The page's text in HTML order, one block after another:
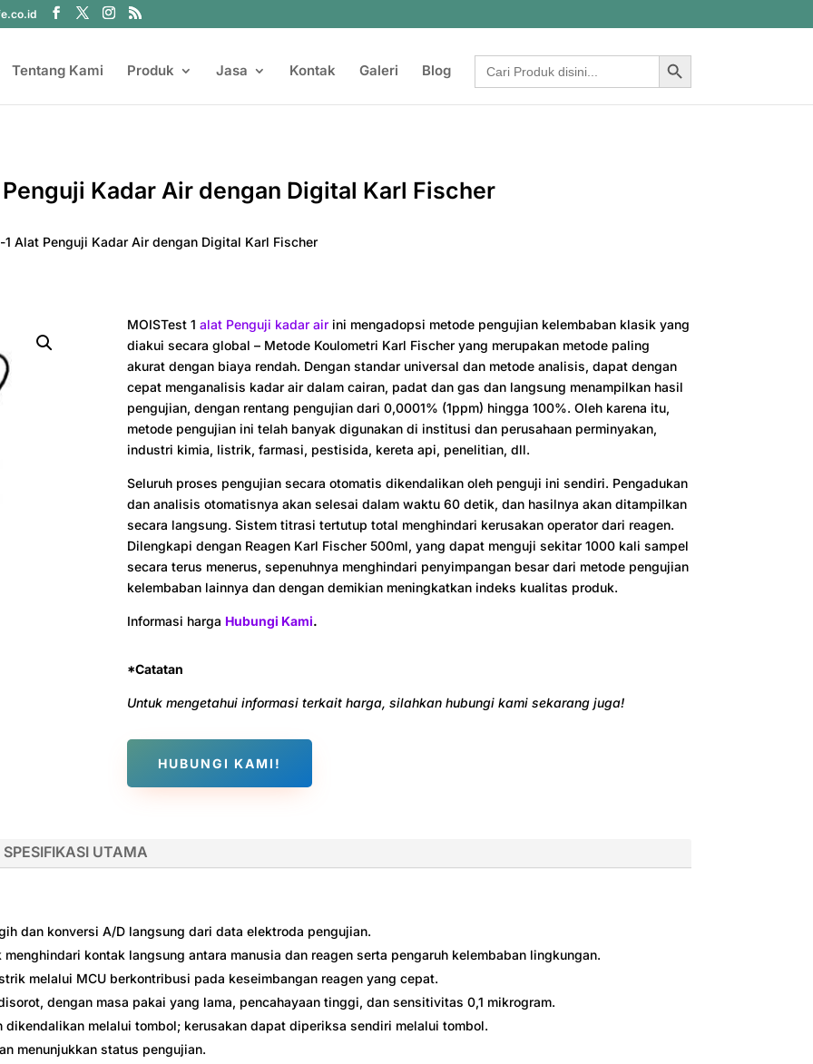
Tentang Kami Produk Jasa Kontak Galeri Blog
Search
for:
Search Button
Penguji Kadar Air dengan Digital Karl Fischer
1 Alat Penguji Kadar Air dengan Digital Karl Fischer
MOISTest 1alat Penguji kadar air ini mengadopsi metode pengujian kelembaban klasik yang
diakui secara global – Metode Koulometri Karl Fischer yang merupakan metode paling
akurat dengan biaya rendah. Dengan standar universal dan metode analisis, dapat dengan
cepat menganalisis kadar air dalam cairan, padat dan gas dan langsung menampilkan hasil
pengujian, dengan rentang pengujian dari 0,0001% (1ppm) hingga 100%. Oleh karena itu,
metode pengujian ini telah banyak digunakan di institusi dan perusahaan perminyakan,
industri kimia, listrik, farmasi, pestisida, kereta api, penelitian, dll.
Seluruh proses pengujian secara otomatis dikendalikan oleh penguji ini sendiri. Pengadukan
dan analisis otomatisnya akan selesai dalam waktu 60 detik, dan hasilnya akan ditampilkan
secara langsung. Sistem titrasi tertutup total menghindari kerusakan operator dari reagen.
Dilengkapi dengan Reagen Karl Fischer 500ml, yang dapat menguji sekitar 1000 kali sampel
secara terus menerus, sepenuhnya menghindari penyimpangan besar dari metode pengujian
kelembaban lainnya dan dengan demikian meningkatkan indeks kualitas produk.
Informasi harga Hubungi Kami.
*Catatan
Untuk mengetahui informasi terkait harga, silahkan hubungi kami sekarang juga!
HUBUNGI KAMI!
SPESIFIKASI UTAMA
dan konversi A/D langsung dari data elektroda pengujian.
kontak langsung antara manusia dan reagen serta pengaruh kelembaban lingkungan.
melalui MCU berkontribusi pada keseimbangan reagen yang cepat.
dengan masa pakai yang lama, pencahayaan tinggi, dan sensitivitas 0,1 mikrogram.
dikendalikan melalui tombol; kerusakan dapat diperiksa sendiri melalui tombol.
menunjukkan status pengujian.